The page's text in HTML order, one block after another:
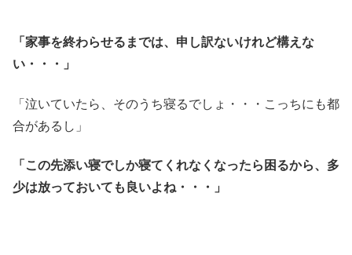
「家事を終わらせるまでは、申し訳ないけれど構えな
い・・・」
「泣いていたら、そのうち寝るでしょ・・・こっちにも都
合があるし」
「この先添い寝でしか寝てくれなくなったら困るから、多
少は放っておいても良いよね・・・」